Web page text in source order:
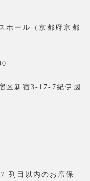
ホール（京都府京都
区新宿3-17-7紀伊國
列目以内のお席保